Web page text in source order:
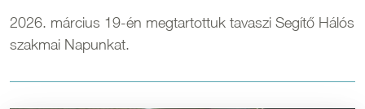
2026. március 19-én megtartottuk tavaszi Segítő Hálós
szakmai Napunkat.